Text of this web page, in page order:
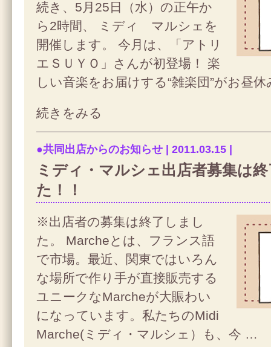
続き、5月25日（水）の正午か
ら2時間、 ミディ マルシェを
開催します。 今月は、「アトリ
エＳＵＹＯ」さんが初登場！ 楽
しい音楽をお届けする“雑楽団”がお昼
続きをみる
●共同出店からのお知らせ | 2011.03.15 |
ミディ・マルシェ出店者募集は
た！！
※出店者の募集は終了しまし
た。 Marcheとは、フランス語
で市場。最近、関東ではいろん
な場所で作り手が直接販売する
ユニークなMarcheが大賑わい
になっています。私たちのMidi
Marche(ミディ・マルシェ）も、今 …